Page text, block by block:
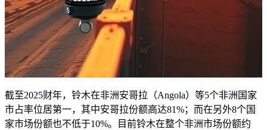
截至2025财年，铃木在非洲安哥拉（Angola）等5个非洲国家
市占率位居第一，其中安哥拉份额高达81%；而在另外8个国
家市场份额也不低于10%。目前铃木在整个非洲市场份额约